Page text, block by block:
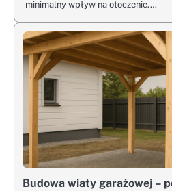
minimalny wpływ na otoczenie.…
Budowa wiaty garażowej –